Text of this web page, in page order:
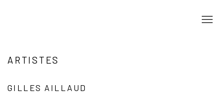
ARTISTES
GILLES AILLAUD